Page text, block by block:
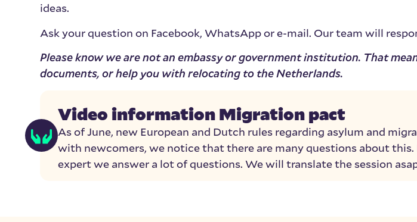
ideas.
Ask your question on Facebook, WhatsApp or e-mail. Our team will
Please know we are not an embassy or government institution. That
documents, or help you with relocating to the Netherlands.
Video information Migration pact
As of June, new European and Dutch rules regarding asylum and
with newcomers, we notice that there are many questions about
expert we answer a lot of questions. We will translate the session